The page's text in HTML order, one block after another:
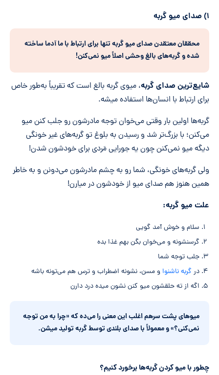
۱) صدای میو گربه
محققان معتقدن صدای میو گربه تنها برای ارتباط با ما آدما ساخته
شده و گربههای بالغ وحشی اصلاً میو نمیکنن!
شایعترین صدای گربه، میوی گربه بالغ است که تقریباً به‌طور خاص
برای ارتباط با انسان‌ها استفاده میشه.
گربه‌ها اولین بار وقتی می‌خوان توجه مادرشون رو جلب کنن میو
می‌کنن؛ با بزرگ‌تر شد و رسیدن به بلوغ تو گربه‌های غیر خونگی
دیگه میو نمی‌کنن چون یه جورایی مَردی برای خودشون شدن!
ولی گربه‌های خونگی، شما رو به چشم مادرشون می‌دونن و به خاطر
همین هنوز هم صدای میو از خودشون در میارن!
علت میو گربه:
سلام و خوش آمد گویی
گرسنشونه و می‌خوان بگن بهم غذا بده
جلب توجه شما
در گربه ناشنوا و مسن، نشونه اضطراب و ترس هم می‌تونه باشه
اگه از ته حلقشون میو کنن نشون میده درد دارن
میوهای پشتسرهم اغلب این معنی را میده که «چرا به من توجه
نمیکنی؟» و معمولاً با صدای بلندی توسط گربه تولید میشن.
چطور با میو کردن گربه‌ها برخورد کنیم؟